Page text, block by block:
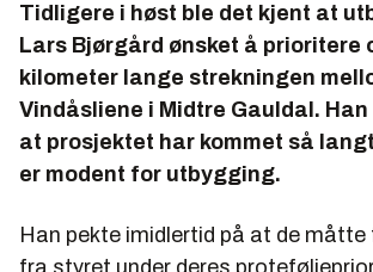
Tidligere i høst ble det kjent at
Lars Bjørgård ønsket å prioritere
kilometer lange strekningen
Vindåsliene i Midtre Gauldal.
at prosjektet har kommet så
er modent for utbygging.
Han pekte imidlertid på at de